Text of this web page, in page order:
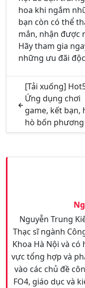
hoa khi ngắm
bạn còn có thể
mắn, nhận được
Hãy tham gia
những ưu đãi
[Tải xuống]
Ứng dụng chơi
game, kết bạn,
hò bốn phương
Nguyễn Trung
Thạc sĩ ngành
Khoa Hà Nội và
vực tổng hợp và
vào các chủ đề
FO4, giáo dục và